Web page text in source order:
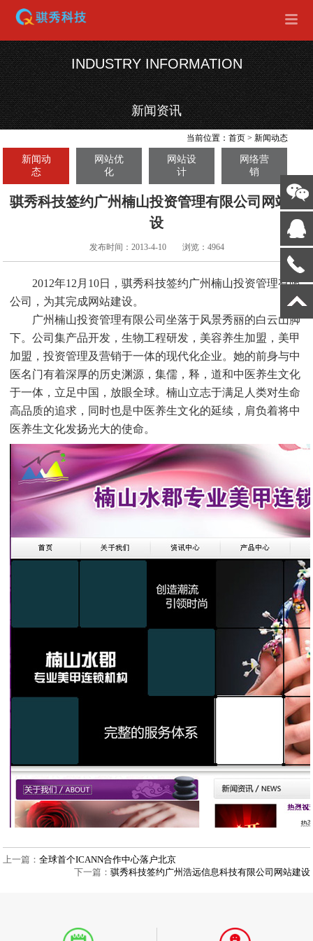
INDUSTRY INFORMATION
新闻资讯
当前位置：首页 >新闻动态
新闻动
态
网站优
化
网站设
计
网络营
销
骐秀科技签约广州楠山投资管理有限公司网站建
设
发布时间：2013-4-10 浏览：4964
2012年12月10日，骐秀科技签约广州楠山投资管理有限
公司，为其完成网站建设。
广州楠山投资管理有限公司坐落于风景秀丽的白云山脚
下。公司集产品开发，生物工程研发，美容养生加盟，美甲
加盟，投资管理及营销于一体的现代化企业。她的前身与中
医名门有着深厚的历史渊源，集儒，释，道和中医养生文化
于一体，立足中国，放眼全球。楠山立志于满足人类对生命
高品质的追求，同时也是中医养生文化的延续，肩负着将中
医养生文化发扬光大的使命。
上一篇：全球首个ICANN合作中心落户北京
下一篇： 骐秀科技签约广州浩远信息科技有限公司网站建设